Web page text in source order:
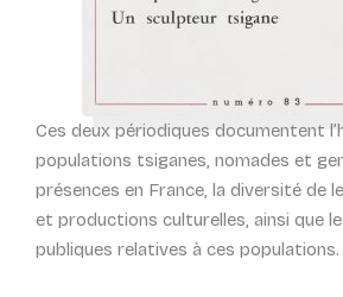
Ces deux périodiques documentent
populations tsiganes, nomades et
présences en France, la diversité de
et productions culturelles, ainsi que
publiques relatives à ces populations.